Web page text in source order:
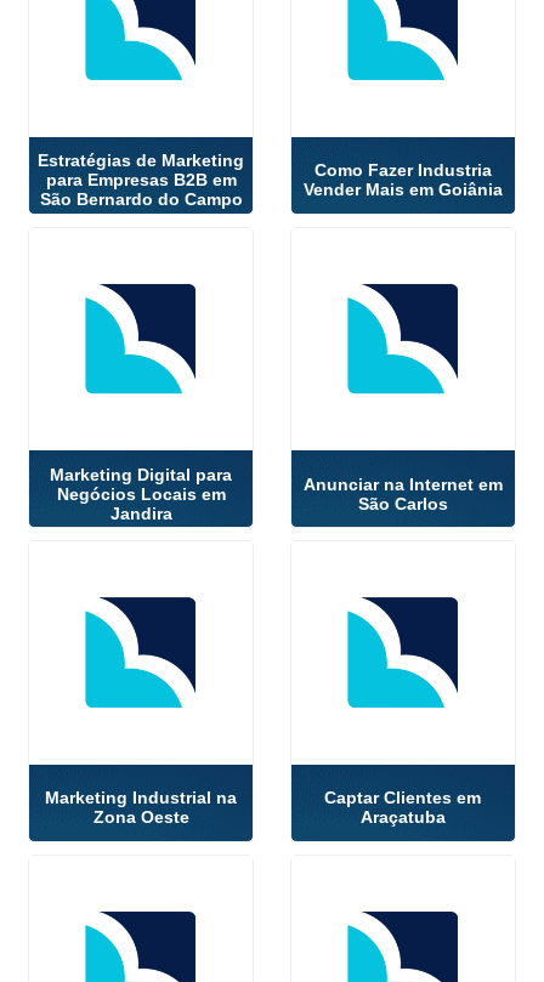
Estratégias de Marketing
para Empresas B2B em
São Bernardo do Campo
Como Fazer Industria
Vender Mais em Goiânia
Marketing Digital para
Negócios Locais em
Jandira
Anunciar na Internet em
São Carlos
Marketing Industrial na
Zona Oeste
Captar Clientes em
Araçatuba